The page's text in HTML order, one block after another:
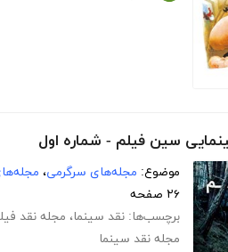
سین فیلم - شماره اول
موضوع: مجله‌های سرگرمی،
۲۶ صفحه
برچسب‌ها: نقد سینما، مجله نقد
مجله نقد سینما